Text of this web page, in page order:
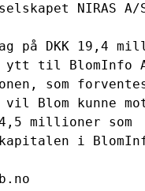
NIRAS A/
på DKK 19,4
ytt til BlomInfo
som
vil Blom kunne
millioner som
i